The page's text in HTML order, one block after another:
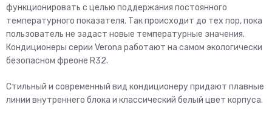
функционировать с целью поддержания постоянного
температурного показателя. Так происходит до тех пор, пока
пользователь не задаст новые температурные значения.
Кондиционеры серии Verona работают на самом экологически
безопасном фреоне R32.
Стильный и современный вид кондиционеру придают плавные
линии внутреннего блока и классический белый цвет корпуса.